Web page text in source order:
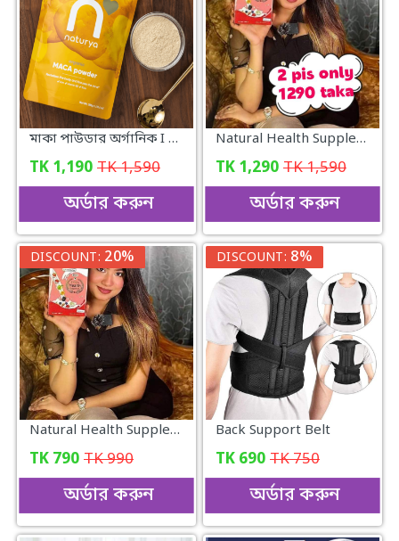
মাকা পাউডার অর্গানিক I MACA Powder Organic I
TK 1,190 TK1,590
অর্ডার করুন
Natural Health Supplement (2 pis)
TK 1,290 TK1,590
অর্ডার করুন
DISCOUNT: 20%
Natural Health Supplement
TK 790 TK990
অর্ডার করুন
DISCOUNT: 8%
Back Support Belt
TK 690 TK750
অর্ডার করুন